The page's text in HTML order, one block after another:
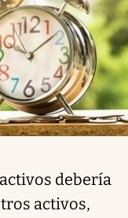
debería
activos,